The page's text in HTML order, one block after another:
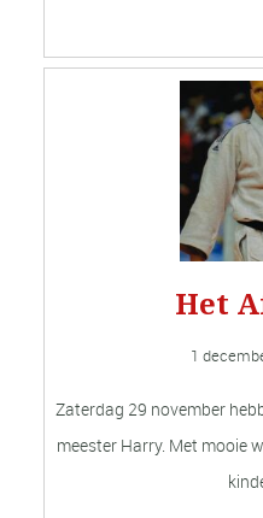
Het
1
Zaterdag 29 november
meester Harry. Met mooie